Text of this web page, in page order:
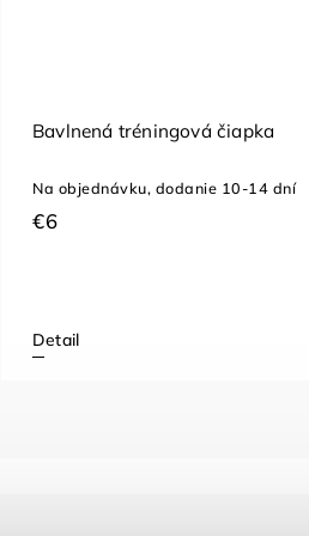
Bavlnená tréningová čiapka
Na objednávku, dodanie 10-14 dní
€6
Detail